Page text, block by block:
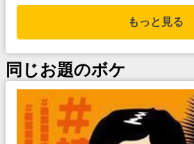
もっと見る
同じお題のボケ